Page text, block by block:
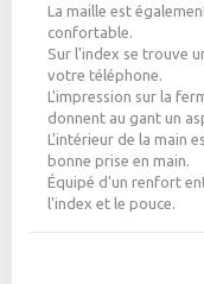
La maille est
confortable.
Sur l'index se trouve
votre téléphone.
L'impression sur la
donnent au gant un
L'intérieur de la main
bonne prise en main.
Équipé d'un renfort
l'index et le pouce.